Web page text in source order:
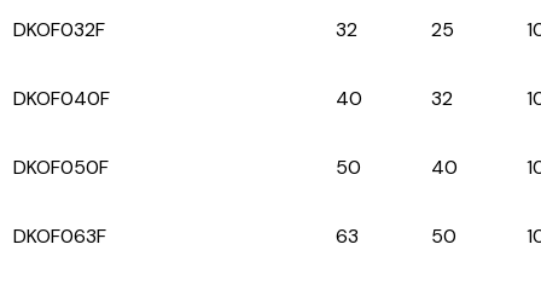
DKOF032F 32 25
DKOF040F 40 32
DKOF050F 50 40
DKOF063F 63 50